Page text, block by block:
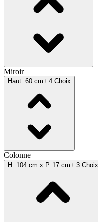
Miroir
Haut. 60 cm+ 4 Choix
Colonne
H. 104 cm x P. 17 cm+ 3 Choix